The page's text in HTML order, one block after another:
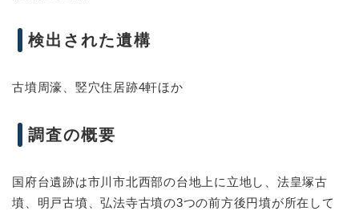
検出された遺構
古墳周濠、竪穴住居跡4軒ほか
調査の概要
国府台遺跡は市川市北西部の台地上に立地し、法皇塚古
墳、明戸古墳、弘法寺古墳の3つの前方後円墳が所在して